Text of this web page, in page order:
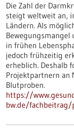
Die Zahl der
steigt weltweit an,
Ländern. Als
Bewegungsmangel
in frühen
jedoch frühzeitig
erheblich. Deshalb
Projektpartnern an
Blutproben.
https://
bw.de/